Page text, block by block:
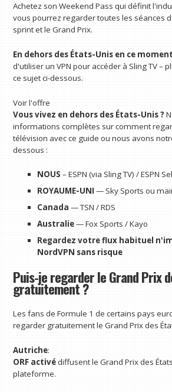
Achetez son Weekend Pass qui définit
vous pourrez regarder toutes les séances
sprint et le Grand Prix.
En dehors des États-Unis en ce
d'utiliser un VPN pour accéder à Sling TV –
ce sujet ci-dessous.
Voir l'offre
Vous vivez en dehors des États-Unis ?
informations complètes sur comment
télévision avec ce guide ou nous avons
dessous :
NOUS – ESPN (via Sling TV) / ESPN
ROYAUME-UNI — Sky Sports ou
Canada — TSN /RDS
Australie— Fox Sports / Kayo
Regardez votre flux habituel
NordVPN sans risque
Puis-je regarder le Grand Prix
gratuitement ?
Les fans de Formule 1 de certains pays
regarder gratuitement le Grand Prix des
Autriche:
ORF activédiffusent le Grand Prix des
plateforme.